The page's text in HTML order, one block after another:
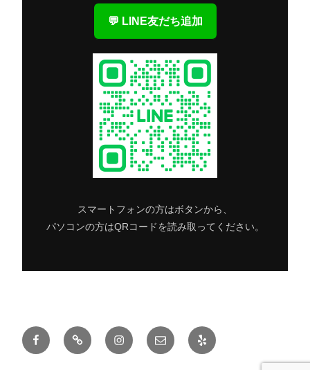
💬 LINE友だち追加
スマートフォンの方はボタンから、
パソコンの方はQRコードを読み取ってください。
FacebookTwitter Instagramメ
ー
Yelp